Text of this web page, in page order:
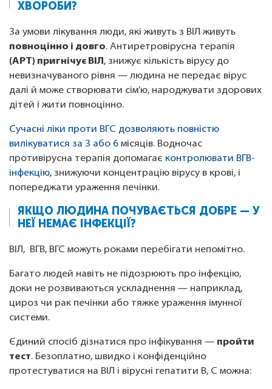
ХВОРОБИ?
За умови лікування люди, які живуть з ВІЛ живуть
повноцінно і довго. Антиретровірусна терапія
(АРТ) пригнічує ВІЛ, знижує кількість вірусу до
невизначуваного рівня — людина не передає вірус
далі й може створювати сім’ю, народжувати здорових
дітей і жити повноцінно.
Сучасні ліки проти ВГC дозволяють повністю
вилікуватися за 3 або 6 місяців. Водночас
противірусна терапія допомагає контролювати ВГВ-
інфекцію, знижуючи концентрацію вірусу в крові, і
попереджати ураження печінки.
ЯКЩО ЛЮДИНА ПОЧУВАЄТЬСЯ ДОБРЕ — У
НЕЇ НЕМАЄ ІНФЕКЦІЇ?
ВІЛ, ВГВ, ВГС можуть роками перебігати непомітно.
Багато людей навіть не підозрюють про інфекцію,
доки не розвиваються ускладнення — наприклад,
цироз чи рак печінки або тяжке ураження імунної
системи.
Єдиний спосіб дізнатися про інфікування — пройти
тест. Безоплатно, швидко і конфіденційно
протестуватися на ВІЛ і вірусні гепатити В, С можна: